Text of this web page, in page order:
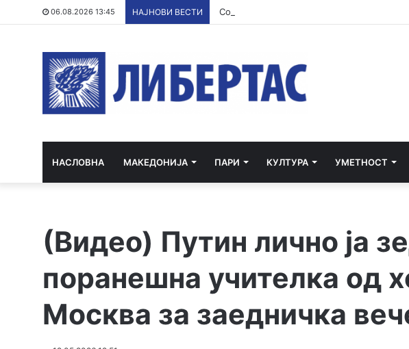
06.08.2026 13:45 НАЈНОВИ ВЕСТИ Со грант од ЕУ и кредити ќе се гради
НАСЛОВНА МАКЕДОНИЈА ПАРИ КУЛТУРА УМЕТНОСТ
(Видео) Путин лично ја
поранешна учителка од
Москва за заедничка